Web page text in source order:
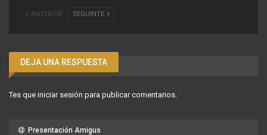
ANTERIOR SEGUINTE
DEJA UNA RESPUESTA
Tes que iniciar sesión para publicar comentarios.
Presentación Amigus